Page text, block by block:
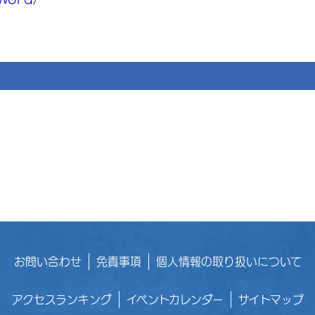
お問い合わせ 免責事項 個人情報の取り扱いについて
アクセスランキング イベントカレンダー サイトマップ